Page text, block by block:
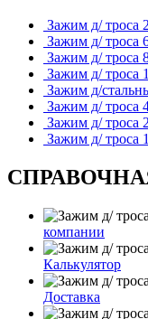
Зажим д/ троса
Зажим д/ троса
Зажим д/ троса
Зажим д/
Зажим д/
Зажим д/ троса
Зажим д/ троса
Зажим д/ троса
компании
Калькулятор
Доставка